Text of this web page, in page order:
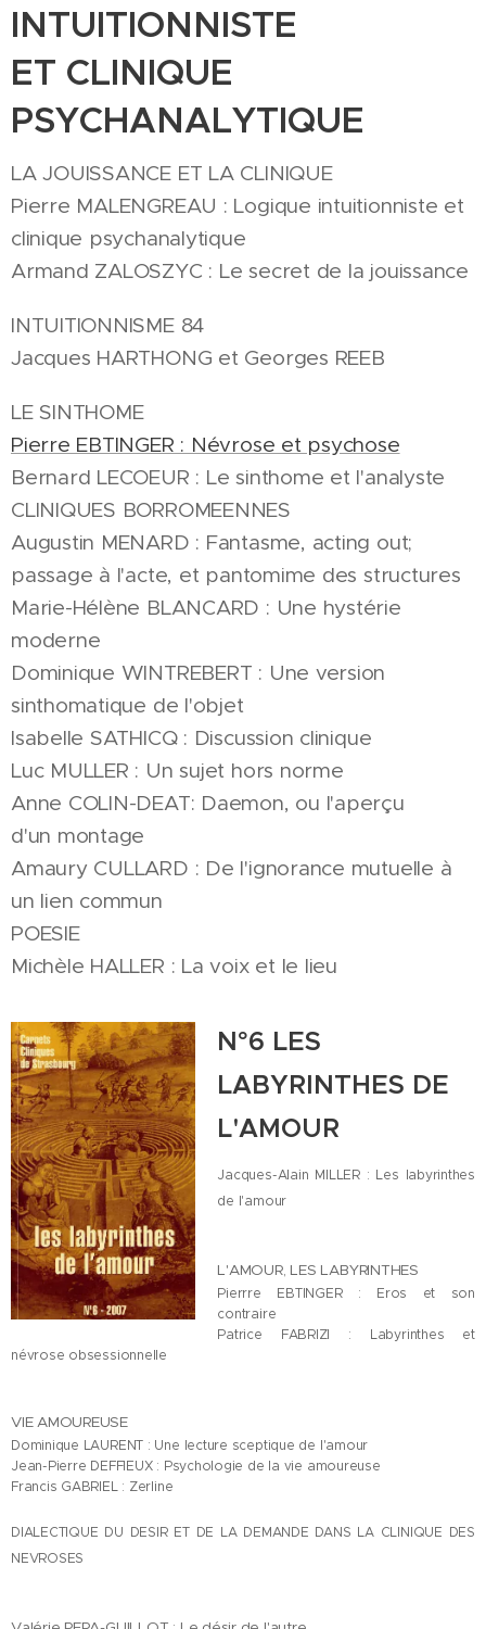
INTUITIONNISTE
ET CLINIQUE
PSYCHANALYTIQUE
LA JOUISSANCE ET LA CLINIQUE
Pierre MALENGREAU : Logique intuitionniste et
clinique psychanalytique
Armand ZALOSZYC : Le secret de la jouissance
INTUITIONNISME 84
Jacques HARTHONG et Georges REEB
LE SINTHOME
Pierre EBTINGER : Névrose et psychose
Bernard LECOEUR : Le sinthome et l'analyste
CLINIQUES BORROMEENNES
Augustin MENARD : Fantasme, acting out;
passage à l'acte, et pantomime des structures
Marie-Hélène BLANCARD : Une hystérie
moderne
Dominique WINTREBERT : Une version
sinthomatique de l'objet
Isabelle SATHICQ : Discussion clinique
Luc MULLER : Un sujet hors norme
Anne COLIN-DEAT: Daemon, ou l'aperçu
d'un montage
Amaury CULLARD : De l'ignorance mutuelle à
un lien commun
POESIE
Michèle HALLER : La voix et le lieu
N°6 LES
LABYRINTHES DE
L'AMOUR
Jacques-Alain MILLER : Les labyrinthes
de l'amour
L'AMOUR, LES LABYRINTHES
Pierrre EBTINGER : Eros et son
contraire
Patrice FABRIZI : Labyrinthes et
névrose obsessionnelle
VIE AMOUREUSE
Dominique LAURENT : Une lecture sceptique de l'amour
Jean-Pierre DEFFIEUX : Psychologie de la vie amoureuse
Francis GABRIEL : Zerline
DIALECTIQUE DU DESIR ET DE LA DEMANDE DANS LA CLINIQUE DES
NEVROSES